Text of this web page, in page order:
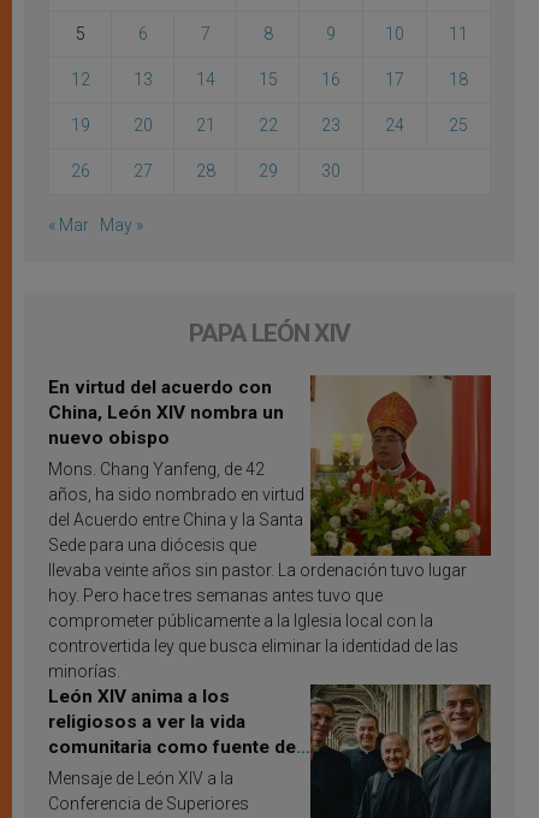
5 6 7 8 9 10 11
12 13 14 15 16 17 18
19 20 21 22 23 24 25
26 27 28 29 30
« Mar May »
PAPA LEÓN XIV
En virtud del acuerdo con
China, León XIV nombra un
nuevo obispo
Mons. Chang Yanfeng, de 42
años, ha sido nombrado en virtud
del Acuerdo entre China y la Santa
Sede para una diócesis que
llevaba veinte años sin pastor. La ordenación tuvo lugar
hoy. Pero hace tres semanas antes tuvo que
comprometer públicamente a la Iglesia local con la
controvertida ley que busca eliminar la identidad de las
minorías.
León XIV anima a los
religiosos a ver la vida
comunitaria como fuente de
inspiración y santificación
Mensaje de León XIV a la
Conferencia de Superiores